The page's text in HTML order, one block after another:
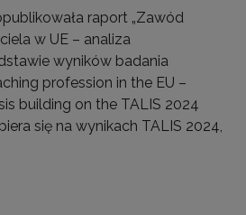
raport „Zawód
w UE – analiza
wyników badania
profession in the EU –
building on the TALIS 2024
się na wynikach TALIS 2024,